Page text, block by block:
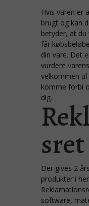
Hvis varen er
brugt og kan
betyder, at
får
din vare. Det
vurdere
velkommen
komme forbi
dig.
sret
Der gives 2
produkter i
software,